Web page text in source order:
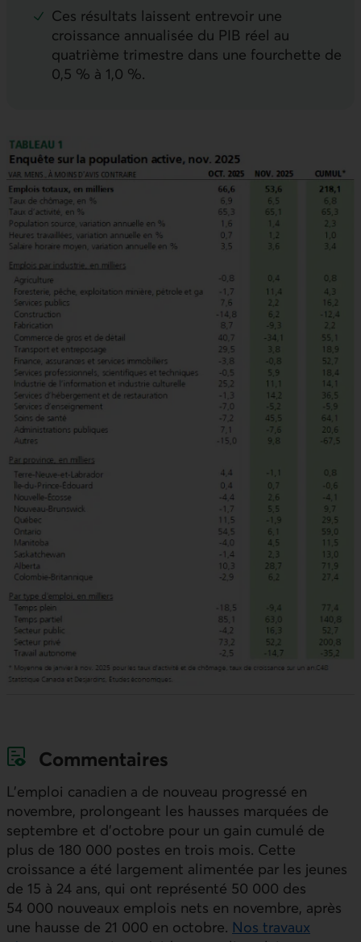
Ces résultats laissent entrevoir une
croissance annualisée du PIB réel au
quatrième trimestre dans une fourchette de
0,5 % à 1,0 %.
Commentaires
L’emploi canadien a de nouveau progressé en
novembre, prolongeant les hausses marquées de
septembre et d’octobre pour un gain cumulé de
plus de 180 000 postes en trois mois. Cette
croissance a été largement alimentée par les jeunes
de 15 à 24 ans, qui ont représenté 50 000 des
54 000 nouveaux emplois nets en novembre, après
une hausse de 21 000 en octobre. Nos travaux